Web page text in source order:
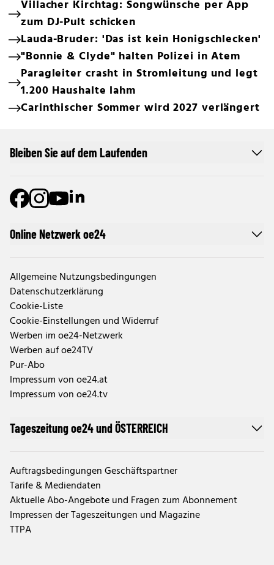
Villacher Kirchtag: Songwünsche per App
zum DJ-Pult schicken
Lauda-Bruder: 'Das ist kein Honigschlecken'
"Bonnie & Clyde" halten Polizei in Atem
Paragleiter crasht in Stromleitung und legt
1.200 Haushalte lahm
Carinthischer Sommer wird 2027 verlängert
Online Netzwerk oe24
Allgemeine Nutzungsbedingungen
Datenschutzerklärung
Cookie-Liste
Cookie-Einstellungen und Widerruf
Werben im oe24-Netzwerk
Werben auf oe24TV
Pur-Abo
Impressum von oe24.at
Impressum von oe24.tv
Tageszeitung oe24 und ÖSTERREICH
Auftragsbedingungen Geschäftspartner
Tarife & Mediendaten
Aktuelle Abo-Angebote und Fragen zum Abonnement
Impressen der Tageszeitungen und Magazine
TTPA
Bleiben Sie auf dem Laufenden